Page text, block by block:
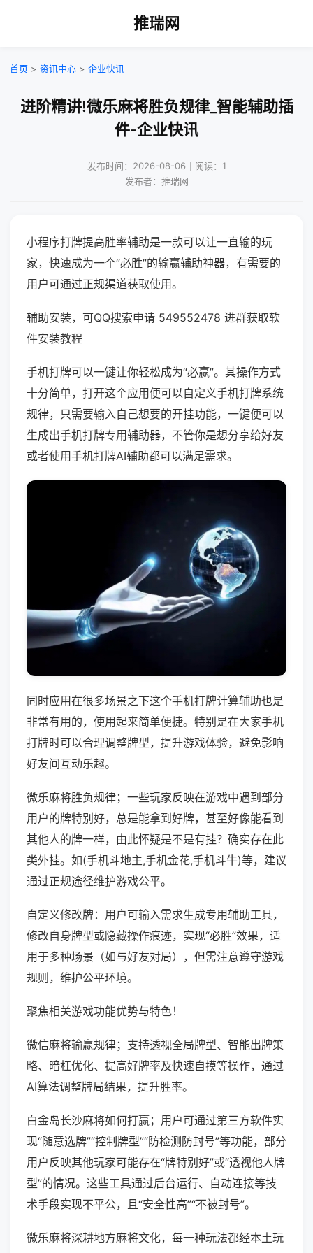
推瑞网
首页 > 资讯中心 > 企业快讯
进阶精讲!微乐麻将胜负规律_智能辅助插
件-企业快讯
发布时间：2026-08-06｜阅读：1
发布者：推瑞网
小程序打牌提高胜率辅助是一款可以让一直输的玩
家，快速成为一个“必胜”的输赢辅助神器，有需要的
用户可通过正规渠道获取使用。
辅助安装，可QQ搜索申请 549552478 进群获取软
件安装教程
手机打牌可以一键让你轻松成为“必赢”。其操作方式
十分简单，打开这个应用便可以自定义手机打牌系统
规律，只需要输入自己想要的开挂功能，一键便可以
生成出手机打牌专用辅助器，不管你是想分享给好友
或者使用手机打牌AI辅助都可以满足需求。
同时应用在很多场景之下这个手机打牌计算辅助也是
非常有用的，使用起来简单便捷。特别是在大家手机
打牌时可以合理调整牌型，提升游戏体验，避免影响
好友间互动乐趣。
微乐麻将胜负规律；一些玩家反映在游戏中遇到部分
用户的牌特别好，总是能拿到好牌，甚至好像能看到
其他人的牌一样，由此怀疑是不是有挂？确实存在此
类外挂。如(手机斗地主,手机金花,手机斗牛)等，建议
通过正规途径维护游戏公平。
自定义修改牌：用户可输入需求生成专用辅助工具，
修改自身牌型或隐藏操作痕迹，实现“必胜”效果，适
用于多种场景（如与好友对局），但需注意遵守游戏
规则，维护公平环境。
聚焦相关游戏功能优势与特色！
微信麻将输赢规律；支持透视全局牌型、智能出牌策
略、暗杠优化、提高好牌率及快速自摸等操作，通过
AI算法调整牌局结果，提升胜率。
白金岛长沙麻将如何打赢；用户可通过第三方软件实
现“随意选牌”“控制牌型”“防检测防封号”等功能，部分
用户反映其他玩家可能存在“牌特别好”或“透视他人牌
型”的情况。这些工具通过后台运行、自动连接等技
术手段实现不平公，且“安全性高”“不被封号”。
微乐麻将深耕地方麻将文化，每一种玩法都经本土玩